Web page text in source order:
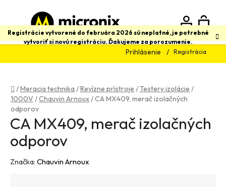
obsah
Registrácie vytvorené do februára 2026 sú neplatné, je potrebné
vytvoriť si novú registráciu. Ďakujeme za porozumenie.
Prihlásenie Registrácia
Hľadať
Domov
/Meracia technika /Revízne prístroje /Testery izolácie /
1000V /Chauvin Arnoux/CA MX409, merač izolačných
odporov
CA MX409, merač izolačných
odporov
Značka: Chauvin Arnoux